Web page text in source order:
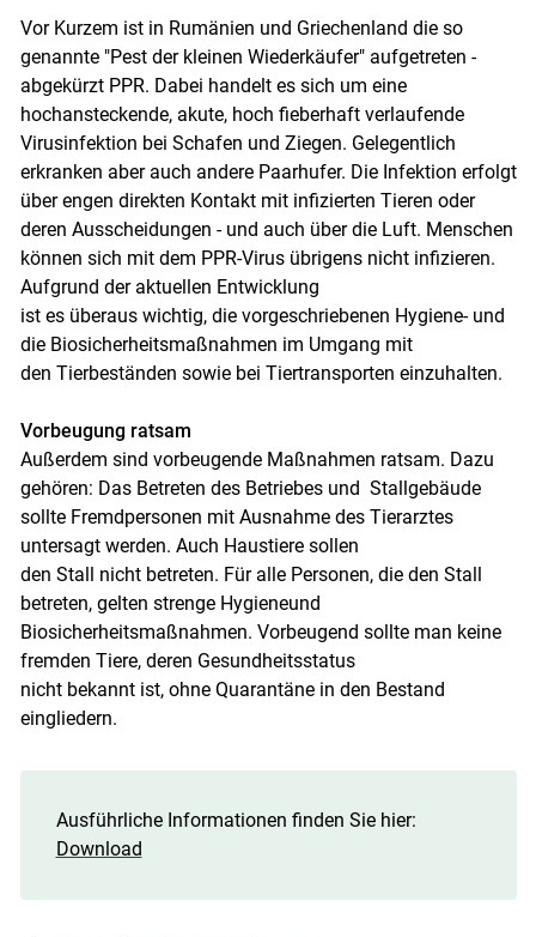
Skip to main content
Vor Kurzem ist in Rumänien und Griechenland die so
genannte "Pest der kleinen Wiederkäufer" aufgetreten -
abgekürzt PPR. Dabei handelt es sich um eine
hochansteckende, akute, hoch fieberhaft verlaufende
Virusinfektion bei Schafen und Ziegen. Gelegentlich
erkranken aber auch andere Paarhufer. Die Infektion erfolgt
über engen direkten Kontakt mit infizierten Tieren oder
deren Ausscheidungen - und auch über die Luft. Menschen
können sich mit dem PPR-Virus übrigens nicht infizieren.
Aufgrund der aktuellen Entwicklung
ist es überaus wichtig, die vorgeschriebenen Hygiene- und
die Biosicherheitsmaßnahmen im Umgang mit
den Tierbeständen sowie bei Tiertransporten einzuhalten.
Vorbeugung ratsam
Außerdem sind vorbeugende Maßnahmen ratsam. Dazu
gehören: Das Betreten des Betriebes und Stallgebäude
sollte Fremdpersonen mit Ausnahme des Tierarztes
untersagt werden. Auch Haustiere sollen
den Stall nicht betreten. Für alle Personen, die den Stall
betreten, gelten strenge Hygieneund
Biosicherheitsmaßnahmen. Vorbeugend sollte man keine
fremden Tiere, deren Gesundheitsstatus
nicht bekannt ist, ohne Quarantäne in den Bestand
eingliedern.
Ausführliche Informationen finden Sie hier:
Download